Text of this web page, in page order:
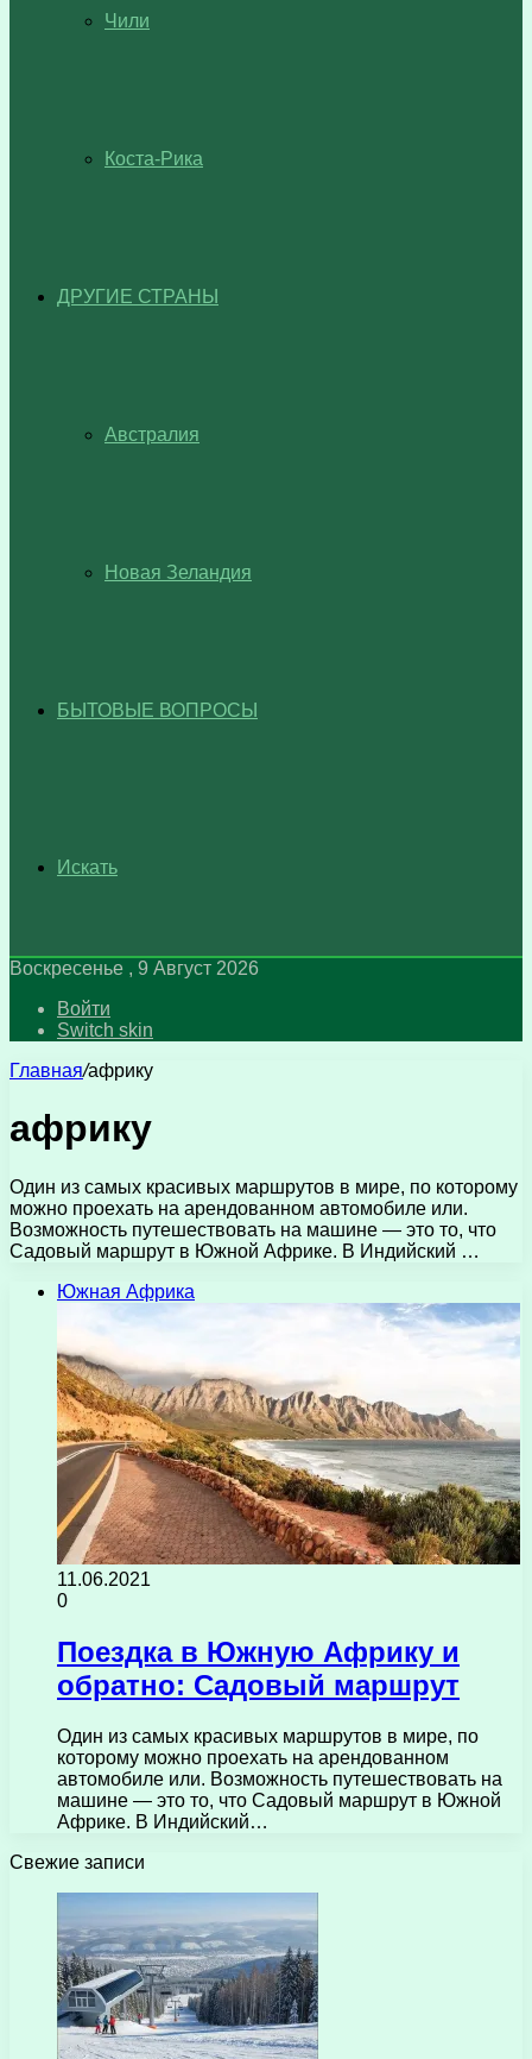
Чили
Коста-Рика
ДРУГИЕ СТРАНЫ
Австралия
Новая Зеландия
БЫТОВЫЕ ВОПРОСЫ
Искать
Воскресенье , 9 Август 2026
Войти
Switch skin
Главная/африку
африку
Один из самых красивых маршрутов в мире, по которому
можно проехать на арендованном автомобиле или.
Возможность путешествовать на машине — это то, что
Садовый маршрут в Южной Африке. В Индийский …
Южная Африка
11.06.2021
0
Поездка в Южную Африку и
обратно: Садовый маршрут
Один из самых красивых маршрутов в мире, по
которому можно проехать на арендованном
автомобиле или. Возможность путешествовать на
машине — это то, что Садовый маршрут в Южной
Африке. В Индийский…
Свежие записи